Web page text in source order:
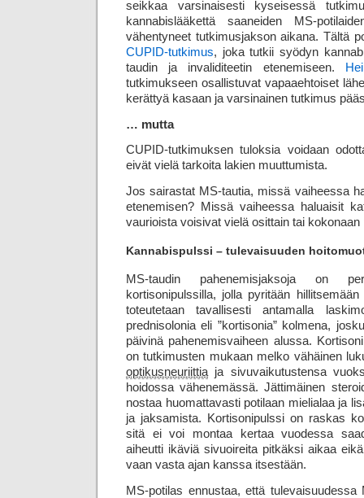
seikkaa varsinaisesti kyseisessä
kannabislääkettä saaneiden MS-
vähentyneet tutkimusjakson aikana. Tältä
CUPID-tutkimus, joka tutkii syödyn
taudin ja invaliditeetin etenemiseen.
tutkimukseen osallistuvat vapaaehtoiset
kerättyä kasaan ja varsinainen tutkimus
… mutta
CUPID-tutkimuksen tuloksia voidaan
eivät vielä tarkoita lakien muuttumista.
Jos sairastat MS-tautia, missä vaiheessa
etenemisen? Missä vaiheessa haluaisit
vaurioista voisivat vielä osittain tai kokonaan
Kannabispulssi – tulevaisuuden
MS-taudin pahenemisjaksoja on
kortisonipulssilla, jolla pyritään
toteutetaan tavallisesti antamalla
prednisolonia eli ”kortisonia” kolmena,
päivinä pahenemisvaiheen alussa.
on tutkimusten mukaan melko vähäinen
optikus­neuriittia ja sivu­vaikutustensa
hoidossa vähenemässä. Jättimäinen
nostaa huomattavasti potilaan mieli­alaa ja
ja jaksamista. Kortisonipulssi on raskas
sitä ei voi montaa kertaa vuodessa
aiheutti ikäviä sivuoireita pitkäksi aikaa
vaan vasta ajan kanssa itsestään.
MS-potilas ennustaa, että